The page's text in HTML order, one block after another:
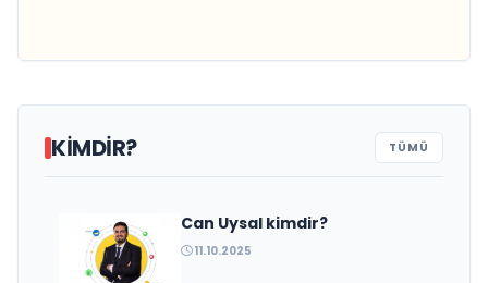
KIMDIR? TÜMÜ
Rezzan Türkoğlu kimdir?
Can Uysal kimdir?
11.10.2025